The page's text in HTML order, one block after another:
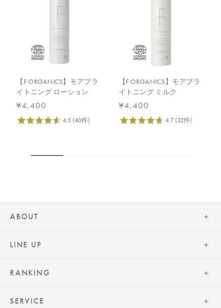
【F ORGANICS】モアブラ
イトニング ローション
¥4,400
【F ORGANICS】モアブラ
イトニング ミルク
¥4,400
ABOUT
LINE UP
RANKING
SERVICE